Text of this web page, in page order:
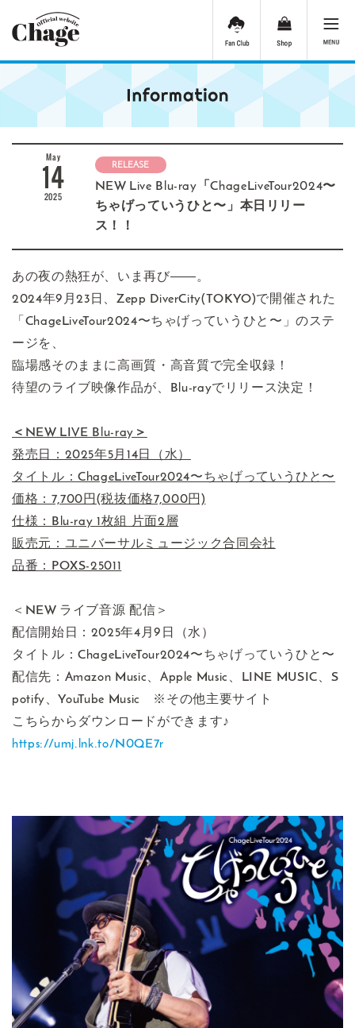
May
14
2025
RELEASE
NEW Live Blu-ray「ChageLiveTour2024〜
ちゃげっていうひと〜」本日リリー
ス！！
あの夜の熱狂が、いま再び――。
2024年9月23日、Zepp DiverCity(TOKYO)で開催された
「ChageLiveTour2024〜ちゃげっていうひと〜」のステ
ージを、
臨場感そのままに高画質・高音質で完全収録！
待望のライブ映像作品が、Blu-rayでリリース決定！
＜NEW LIVE Blu-ray＞
発売日：2025年5月14日（水）
タイトル：ChageLiveTour2024〜ちゃげっていうひと〜
価格：7,700円(税抜価格7,000円)
仕様：Blu-ray 1枚組 片面2層
販売元：ユニバーサルミュージック合同会社
品番：POXS-25011
＜NEW ライブ音源 配信＞
配信開始日：2025年4月9日（水）
タイトル：ChageLiveTour2024〜ちゃげっていうひと〜
配信先：Amazon Music、Apple Music、LINE MUSIC、S
potify、YouTube Music ※その他主要サイト
こちらからダウンロードができます♪
https://umj.lnk.to/N0QE7r